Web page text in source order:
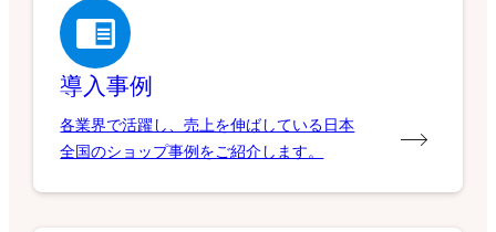
導入事例
各業界で活躍し、売上を伸ばしている日本
全国のショップ事例をご紹介します。